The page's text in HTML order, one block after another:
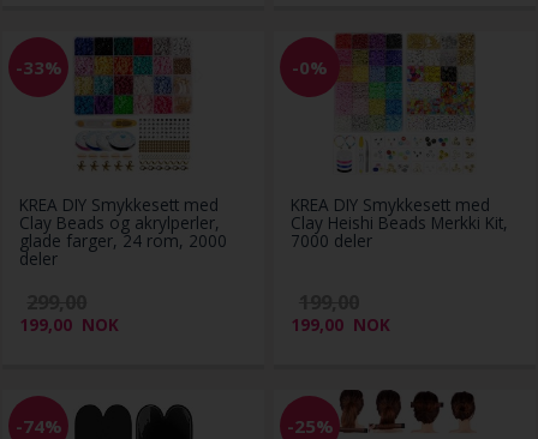
-33%
KREA DIY Smykkesett med
Clay Beads og akrylperler,
glade farger, 24 rom, 2000
deler
199,00 NOK
-0%
KREA DIY Smykkesett med
Clay Heishi Beads Merkki Kit,
7000 deler
199,00 NOK
-74% -25%